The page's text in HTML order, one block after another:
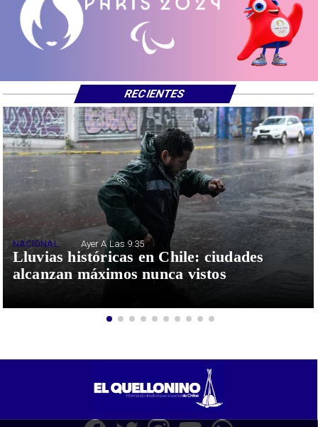
Lluvias históricas en Chile: ciudades
alcanzan máximos nunca vistos
NACIONAL Ayer A Las 9:35
RECIENTES